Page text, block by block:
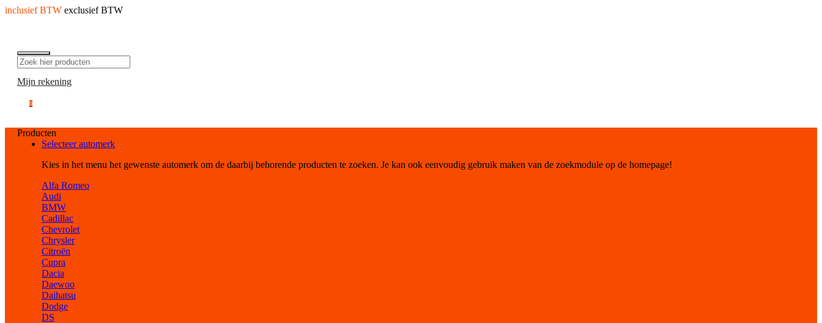
inclusief BTW exclusief BTW
Mijn rekening
0
Producten
Selecteer automerk
Kies in het menu het gewenste automerk om de daarbij behorende producten te zoeken. Je kan ook eenvoudig gebruik maken van de zoekmodule op de homepage!
Alfa Romeo
Audi
BMW
Cadillac
Chevrolet
Chrysler
Citroën
Cupra
Dacia
Daewoo
Daihatsu
Dodge
DS